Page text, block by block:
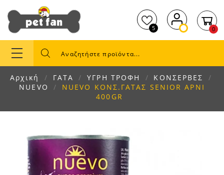
5 0
Αρχική ΓΑΤΑ ΥΓΡΗ ΤΡΟΦΗ
ΚΟΝΣΕΡΒΕΣ
NUEVO
NUEVO ΚΟΝΣ.ΓΑΤΑΣ SENIOR ΑΡΝΙ
400GR